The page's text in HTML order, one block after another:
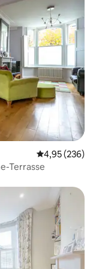
4,95 (236)
Terrasse